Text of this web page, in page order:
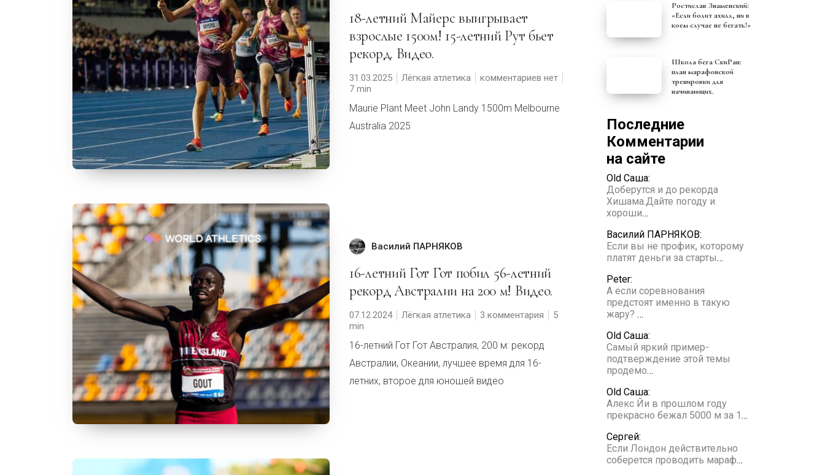
18-летний Майерс выигрывает
взрослые 1500м! 15-летний Рут бьет
рекорд. Видео.
31.03.2025 Лёгкая атлетика
комментариев нет
7
Maurie Plant Meet John Landy 1500m Melbourne
Australia 2025
Василий ПАРНЯКОВ
16-летний Гот Гот побил 56-летний
рекорд Австралии на 200 м! Видео.
07.12.2024 Лёгкая атлетика 3 комментария 5
16-летний Гот Гот Австралия, 200 м: рекорд
Австралии, Океании, лучшее время для 16-
летних, второе для юношей видео
Ростислав Знаменский:
«Если болит ахилл, ни в
коем случае не бегать!»
Школа бега СкиРан:
план марафонской
тренировки для
начинающих.
Последние
Комментарии
на сайте
Old Саша:
Доберутся и до рекорда
Хишама.Дайте погоду и
хороши…
Василий ПАРНЯКОВ:
Если вы не профик, которому
платят деньги за старты…
Peter:
А если соревнования
предстоят именно в такую
жару? …
Old Саша:
Самый яркий пример-
подтверждение этой темы
продемо…
Old Саша:
Алекс Йи в прошлом году
прекрасно бежал 5000 м за 1…
Сергей:
Если Лондон действительно
соберется проводить мараф…